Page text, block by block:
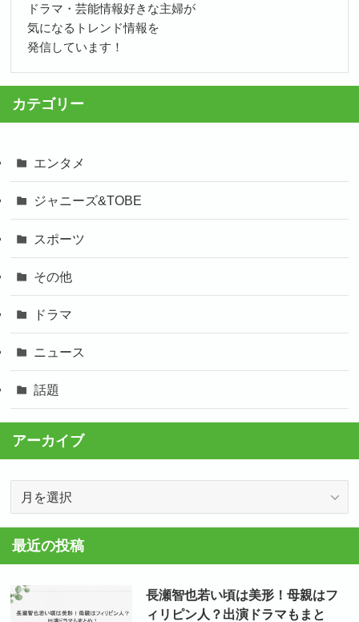
ドラマ・芸能情報好きな主婦が
気になるトレンド情報を
発信しています！
カテゴリー
エンタメ
ジャニーズ&TOBE
スポーツ
その他
ドラマ
ニュース
話題
アーカイブ
カ
イ
最近の投稿
長瀬智也若い頃は美形！母親はフ
ィリピン人？出演ドラマもまと